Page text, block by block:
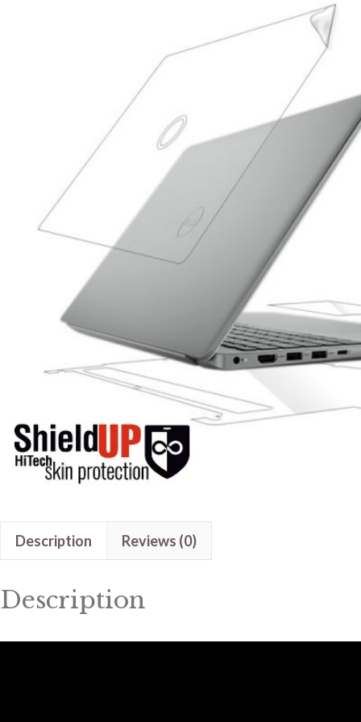
Description Reviews (0)
Description